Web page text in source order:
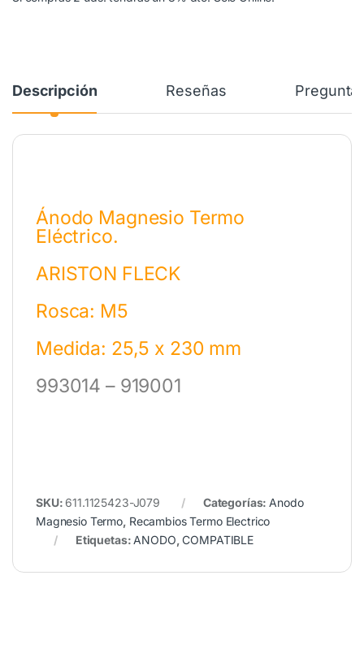
Descripción Reseñas
Ánodo Magnesio Termo
Eléctrico.
ARISTON FLECK
Rosca: M5
Medida: 25,5 x 230 mm
993014 – 919001
SKU:611.1125423-J079 Categorías: Anodo
Magnesio Termo, Recambios Termo Electrico
Etiquetas: ANODO,COMPATIBLE